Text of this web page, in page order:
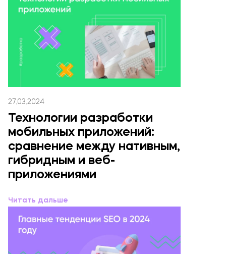
27.03.2024
Технологии разработки
мобильных приложений:
сравнение между нативным,
гибридным и веб-
приложениями
Читать дальше
Оставьте заявку!